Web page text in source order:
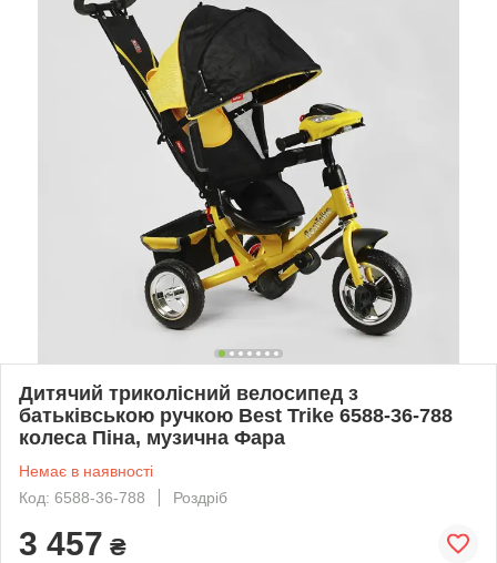
Дитячий триколісний велосипед з
батьківською ручкою Best Trike 6588-36-788
колеса Піна, музична Фара
Немає в наявності
Код: 6588-36-788
Роздріб
3 457 ₴